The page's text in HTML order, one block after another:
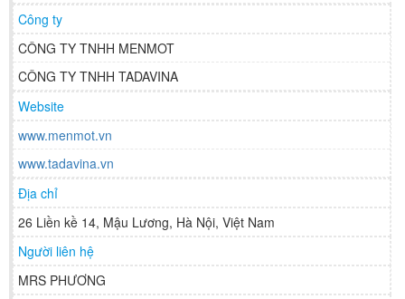
Công ty
CÔNG TY TNHH MENMOT
CÔNG TY TNHH TADAVINA
Website
www.menmot.vn
www.tadavina.vn
Địa chỉ
26 Liền kề 14, Mậu Lương, Hà Nội, Việt Nam
Người liên hệ
MRS PHƯƠNG